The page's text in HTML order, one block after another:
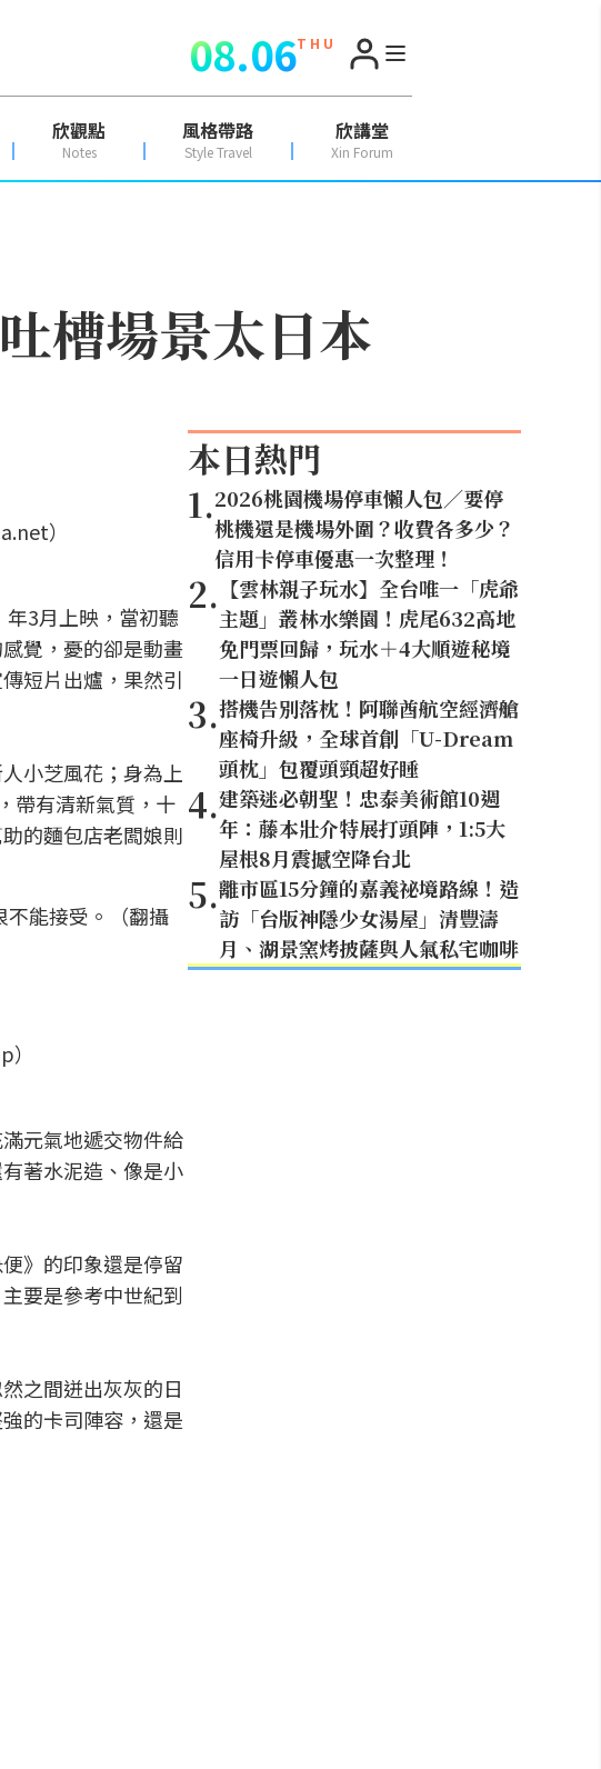
08.06T H U
欣觀點
Notes
風格帶路
Style Travel
欣講堂
Xin Forum
槽場景太日本
）
3月上映，當初聽
覺，憂的卻是動畫
短片出爐，果然引
小芝風花；身為上
帶有清新氣質，十
的麵包店老闆娘則
不能接受。（翻攝
元氣地遞交物件給
著水泥造、像是小
》的印象還是停留
要是參考中世紀到
之間迸出灰灰的日
的卡司陣容，還是
本日熱門
1.2026桃園機場停車懶人包／要停
桃機還是機場外圍？收費各多少？
信用卡停車優惠一次整理！
2. 【雲林親子玩水】全台唯一「虎爺
主題」叢林水樂園！虎尾632高地
免門票回歸，玩水＋4大順遊秘境
一日遊懶人包
3.搭機告別落枕！阿聯酋航空經濟艙
座椅升級，全球首創「U-Dream
頭枕」包覆頭頸超好睡
4.建築迷必朝聖！忠泰美術館10週
年：藤本壯介特展打頭陣，1:5大
屋根8月震撼空降台北
5.離市區15分鐘的嘉義祕境路線！造
訪「台版神隱少女湯屋」清豐濤
月、湖景窯烤披薩與人氣私宅咖啡